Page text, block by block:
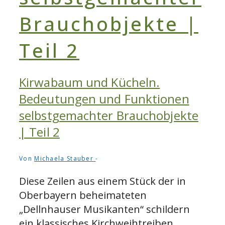
Kirwabaum und Kücheln.
Bedeutungen und Funktionen
selbstgemachter Brauchobjekte
| Teil 2
VonMichaela Stauber
Diese Zeilen aus einem Stück der in
Oberbayern beheimateten
„Dellnhauser Musikanten“ schildern